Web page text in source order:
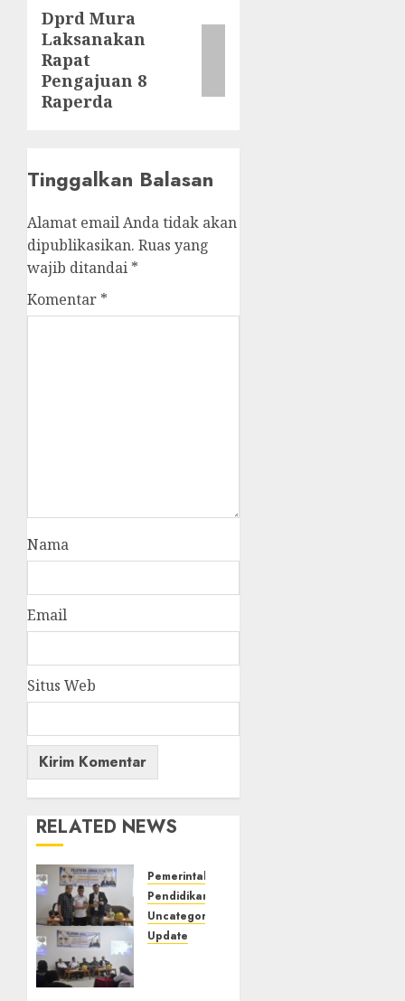
Next
post:
Dprd Mura
Laksanakan
Rapat
Pengajuan 8
Raperda
Tinggalkan Balasan
Alamat email Anda tidak akan
dipublikasikan. Ruas yang
wajib ditandai *
Komentar *
Nama
Email
Situs Web
RELATED NEWS
Pemerintahan
Pendidikan
Uncategorized
Update